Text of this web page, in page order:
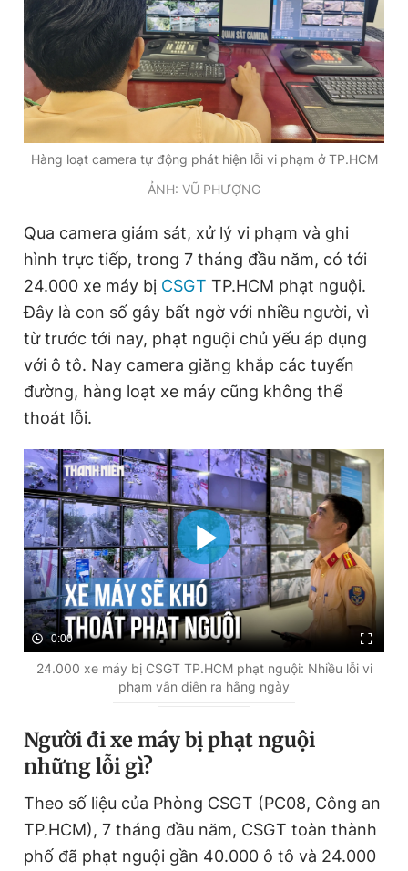
Tổng biên tập: Nguyễn Ngọc Toàn
Phó tổng biên tập thường trực: Hải Thành
Phó tổng biên tập: Lâm Hiếu Dũng
Phó tổng biên tập: Trần Việt Hưng
Tổng thư ký tòa soạn: Đức Trung
Giấy phép xuất bản số 110/GP - BTTTT cấp ngày 24.3.2020
© 2003-2026 Bản quyền thuộc về Báo Thanh Niên. Cấm sao
chép dưới mọi hình thức nếu không có sự chấp thuận bằng văn
bản. Phát triển bởi ePi Technologies, JSC.
Hàng loạt camera tự động phát hiện lỗi vi phạm ở TP.HCM
ẢNH: VŨ PHƯỢNG
Qua camera giám sát, xử lý vi phạm và ghi
hình trực tiếp, trong 7 tháng đầu năm, có tới
24.000 xe máy bị CSGT TP.HCM phạt nguội.
Đây là con số gây bất ngờ với nhiều người, vì
từ trước tới nay, phạt nguội chủ yếu áp dụng
với ô tô. Nay camera giăng khắp các tuyến
đường, hàng loạt xe máy cũng không thể
thoát lỗi.
0:00
24.000 xe máy bị CSGT TP.HCM phạt nguội: Nhiều lỗi vi
phạm vẫn diễn ra hằng ngày
Người đi xe máy bị phạt nguội
những lỗi gì?
Theo số liệu của Phòng CSGT (PC08, Công an
TP.HCM), 7 tháng đầu năm, CSGT toàn thành
phố đã phạt nguội gần 40.000 ô tô và 24.000